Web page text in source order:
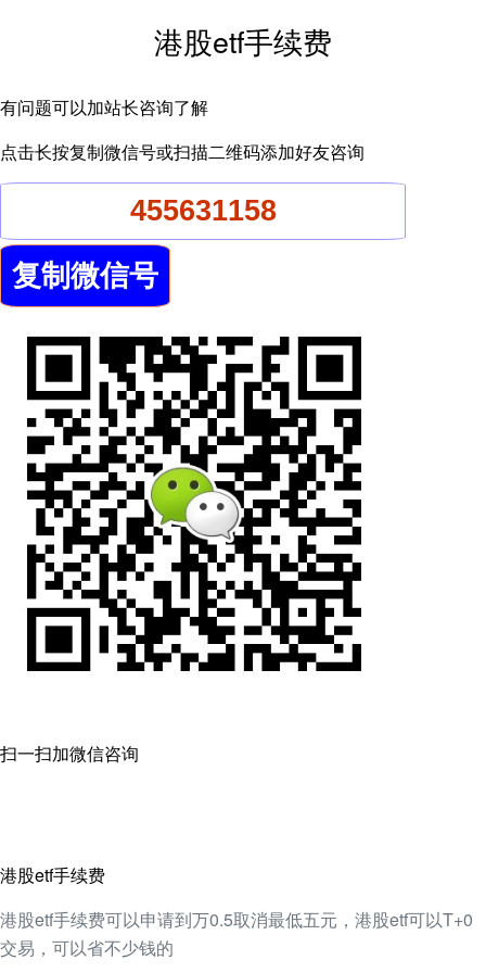
港股etf手续费
有问题可以加站长咨询了解
点击长按复制微信号或扫描二维码添加好友咨询
扫一扫加微信咨询
港股etf手续费
港股etf手续费可以申请到万0.5取消最低五元，港股etf可以T+0
交易，可以省不少钱的